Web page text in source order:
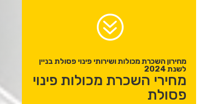
?
מחירון השכרת מכולות ושירותי פינוי פסולת בניין
לשנת 2024
מחירי השכרת מכולות פינוי
פסולת